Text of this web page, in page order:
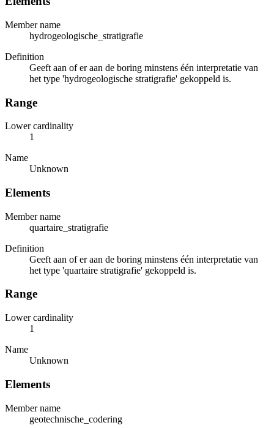
Member name
hydrogeologische_stratigrafie
Definition
Geeft aan of er aan de boring minstens één interpretatie van
het type 'hydrogeologische stratigrafie' gekoppeld is.
Range
Lower cardinality
1
Name
Unknown
Elements
Member name
quartaire_stratigrafie
Definition
Geeft aan of er aan de boring minstens één interpretatie van
het type 'quartaire stratigrafie' gekoppeld is.
Range
Lower cardinality
1
Name
Unknown
Elements
Member name
geotechnische_codering